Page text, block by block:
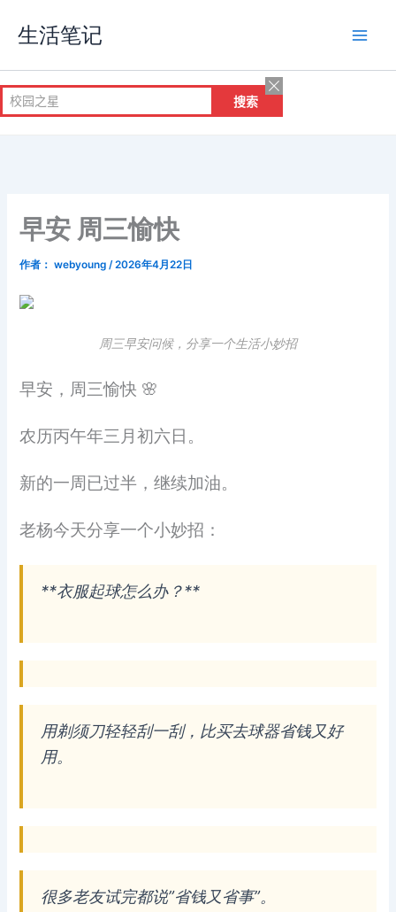
容
生活笔记
早安 周三愉快
作者： webyoung/2026年4月22日
周三早安问候，分享一个生活小妙招
早安，周三愉快 🌸
农历丙午年三月初六日。
新的一周已过半，继续加油。
老杨今天分享一个小妙招：
**衣服起球怎么办？**
用剃须刀轻轻刮一刮，比买去球器省钱又好
用。
很多老友试完都说”省钱又省事”。